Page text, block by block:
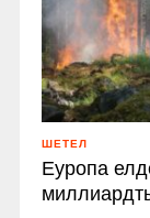
ШЕТЕЛ
Еуропа